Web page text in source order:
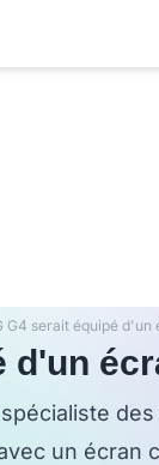
G4 serait équipé d'un
d'un
un écran